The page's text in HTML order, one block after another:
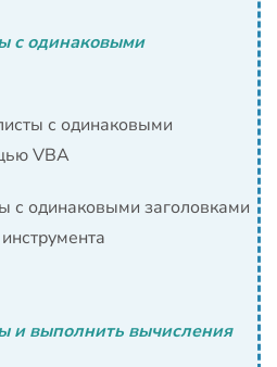
с одинаковыми
с одинаковыми
VBA
с одинаковыми заголовками
и выполнить вычисления